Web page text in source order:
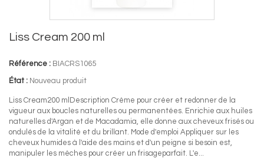
Liss Cream 200 ml
Référence : BIACRS1065
État : Nouveau produit
Liss Cream200 mlDescription Crème pour créer et redonner de la
vigueur aux boucles naturelles ou permanentées. Enrichie aux huiles
naturelles d'Argan et de Macadamia, elle donne aux cheveux frisés ou
ondulés de la vitalité et du brillant. Mode d'emploi Appliquer sur les
cheveux humides à l'aide des mains et d'un peigne si besoin est,
manipuler les mèches pour créer un frisageparfait. L'e...